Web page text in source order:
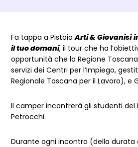
Dettagli evento
Fa tappa a PistoiaArti & Giovanisì
il tuo domani, il tour che ha
opportunità che la Regione
servizi dei Centri per l’Impiego,
Regionale Toscana per il Lavoro), e
Il camper incontrerà gli studenti del
Petrocchi.
Durante ogni incontro (della durata